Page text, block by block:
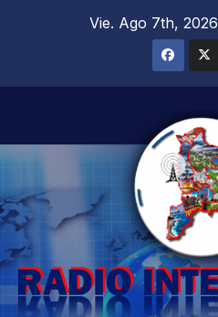
Vie. Ago 7th, 2026